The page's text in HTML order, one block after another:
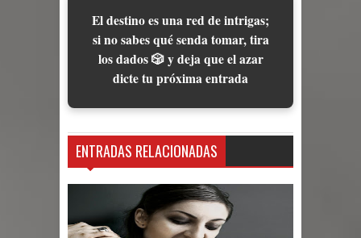
El destino es una red de intrigas;
si no sabes qué senda tomar, tira
los dados 🎲 y deja que el azar
dicte tu próxima entrada
ENTRADAS RELACIONADAS